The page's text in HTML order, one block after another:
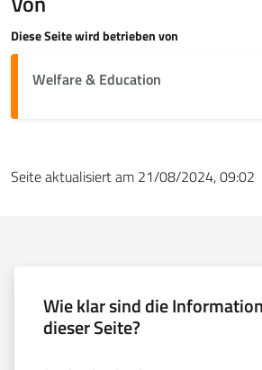
Diese Seite wird betrieben von
Welfare & Education
Seite aktualisiert am 21/08/2024, 09:02
Wie klar sind die
dieser Seite?